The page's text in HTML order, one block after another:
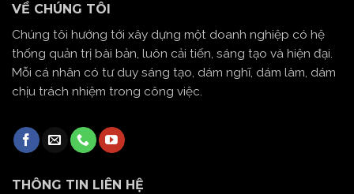
VỀ CHÚNG TÔI
Chúng tôi hướng tới xây dựng một doanh nghiệp có hệ
thống quản trị bài bản, luôn cải tiến, sáng tạo và hiện đại.
Mỗi cá nhân có tư duy sáng tạo, dám nghĩ, dám làm, dám
chịu trách nhiệm trong công việc.
THÔNG TIN LIÊN HỆ